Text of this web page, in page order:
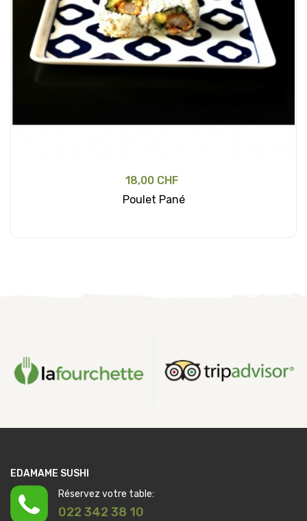
18,00 CHF
Poulet Pané
EDAMAME SUSHI
Réservez votre table:
022 342 38 10